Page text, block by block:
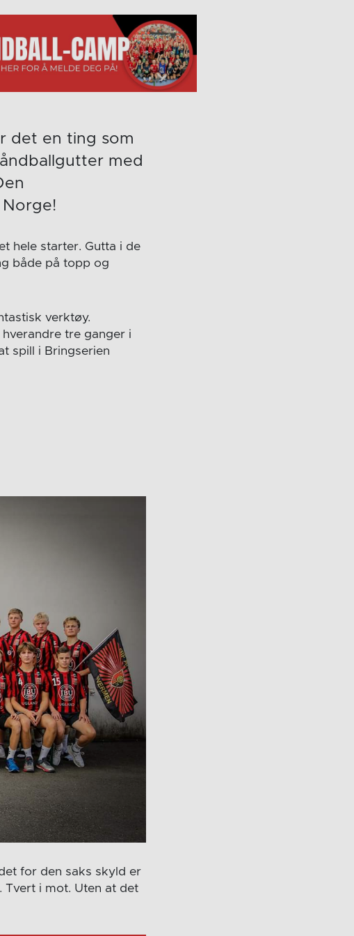
det en ting som
med
hele starter. Gutta i de
både på topp og
verktøy.
tre ganger i
spill i Bringserien
for den saks skyld er
Tvert i mot. Uten at det